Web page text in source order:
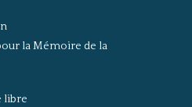
la Mémoire de la
libre